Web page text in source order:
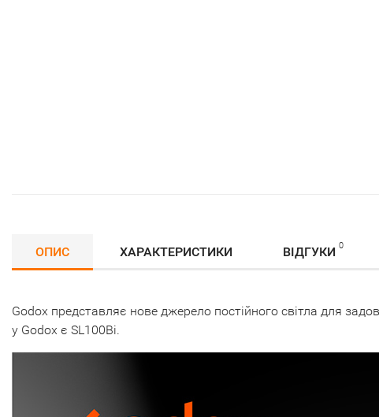
ОПИС ХАРАКТЕРИСТИКИ ВІДГУКИ 0
Godox представляє нове джерело постійного світла для
у Godox є SL100Bi.